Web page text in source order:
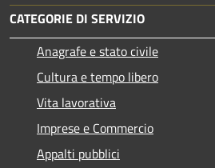
CATEGORIE DI SERVIZIO
Anagrafe e stato civile
Cultura e tempo libero
Vita lavorativa
Imprese e Commercio
Appalti pubblici